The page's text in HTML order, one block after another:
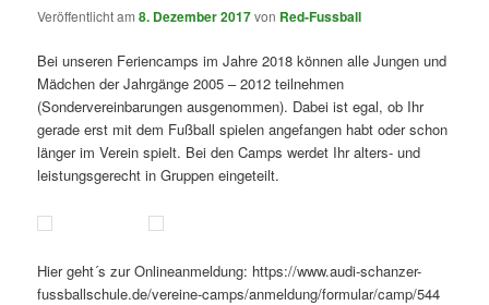
Veröffentlicht am8. Dezember 2017von Red-Fussball
Bei unseren Feriencamps im Jahre 2018 können alle Jungen und
Mädchen der Jahrgänge 2005 – 2012 teilnehmen
(Sondervereinbarungen ausgenommen). Dabei ist egal, ob Ihr
gerade erst mit dem Fußball spielen angefangen habt oder schon
länger im Verein spielt. Bei den Camps werdet Ihr alters- und
leistungsgerecht in Gruppen eingeteilt.
Hier geht´s zur Onlineanmeldung: https://www.audi-schanzer-
fussballschule.de/vereine-camps/anmeldung/formular/camp/544